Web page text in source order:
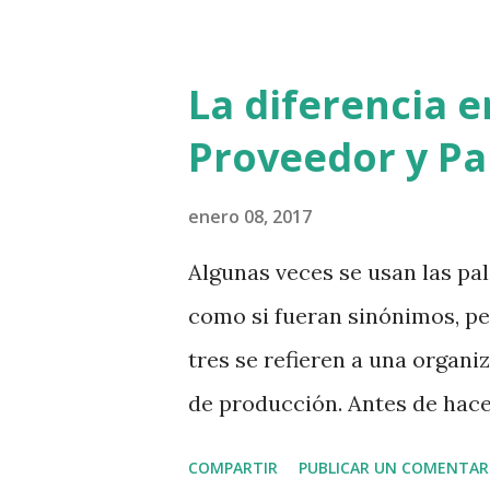
después de copiarla en
navegador seguro.
cartel que dice que se ha
La diferencia
Proveedor y
enero 08, 2017
Algunas veces se usan las
como si fueran sinónimos,
tres se refieren a una
de producción. Antes de
COMPARTIR PUBLICAR UN